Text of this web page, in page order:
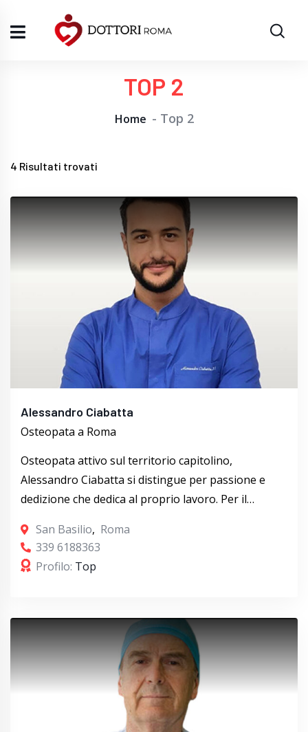
TOP 2
Home Top 2
4 Risultati trovati
Alessandro Ciabatta
Osteopata a Roma
Osteopata attivo sul territorio capitolino,
Alessandro Ciabatta si distingue per passione e
dedizione che dedica al proprio lavoro. Per il…
San Basilio, Roma
339 6188363
Profilo: Top